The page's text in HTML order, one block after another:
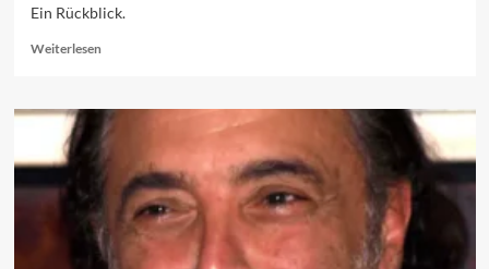
Ein Rückblick.
WeiterlesenRead
Sanremo
2026:
Finale